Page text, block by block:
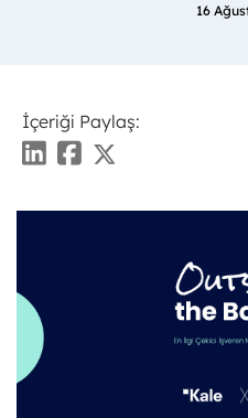
16
İçeriği Paylaş: